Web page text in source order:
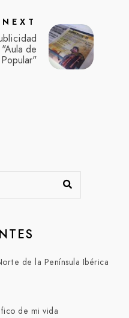
NEXT
de
de la Península Ibérica
de mi vida